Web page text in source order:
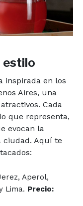
estilo
inspirada en los
Aires, una
Cada
que representa,
evocan la
ciudad. Aquí te
Aperol,
Lima. Precio: